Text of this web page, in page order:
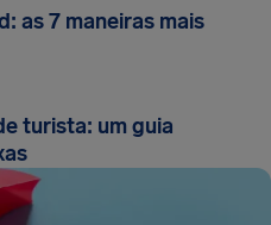
as 7 maneiras mais
turista: um guia